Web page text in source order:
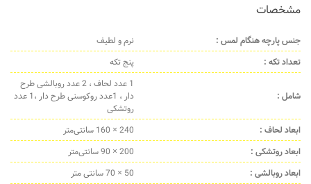
مشخصات
جنس پارچه هنگام لمس :
نرم و لطیف
تعداد تکه :
پنج تکه
شامل :
1 عدد لحاف ، 2 عدد روبالشی طرح
دار ، 1عدد روکوسنی طرح دار ،1 عدد
روتشکی
ابعاد لحاف :
240 × 160 سانتی‌متر
ابعاد روتشکی :
200 × 90 سانتی‌متر
ابعاد روبالشی :
50 × 70 سانتی متر